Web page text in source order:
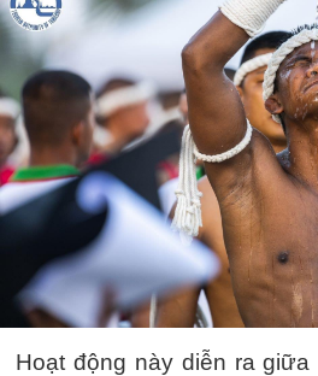
Hoạt động này diễn ra